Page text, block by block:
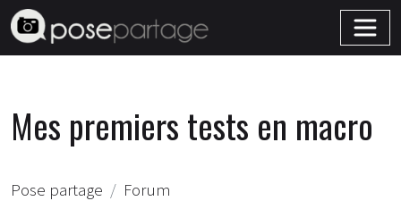
Mes premiers tests en macro
Pose partage
Forum